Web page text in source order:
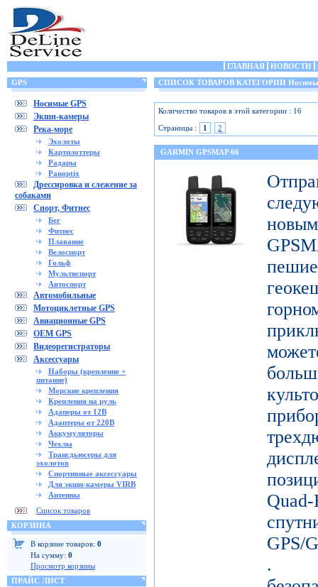
ГЛАВНАЯ НОВОСТИ
GPS
Носимые GPS
Экшн-камеры
Река-море
Эхолоты
Картплоттеры
Радары
Panoptix
Дрессировка и слежение за
собаками
Спорт, Фитнес
Бег
Фитнес
Плавание
Велоспорт
Гольф
Мультиспорт
Автоспорт
Автомобильные
Мотоциклетные GPS
Авиационные GPS
OEM GPS
Видеорегистраторы
Аксессуары
Наборы (крепление +
питание)
Морские крепления
Крепления на руль
Адаперы от 12В
Адаптеры от 220В
Аккумуляторы
Чехлы
Трансдьюсеры для
эхолотов
Спортивные аксессуары
Для экшн-камеры VIRB
Антенны
Список товаров
КОРЗИНА
В корзине товаров: 0
На сумму: 0
Просмотр корзины
ПРАЙС ЛИСТ
СПИСОК ТОВАРОВ КАТЕГОРИИ
Количество товаров в этой категории : 16
Страницы :
1 2
GARMIN GPSMAP 66
GPS/
.